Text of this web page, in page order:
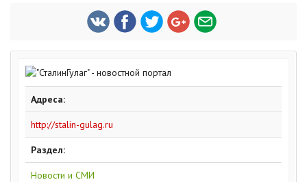
Адреса:
http://stalin-gulag.ru
Раздел:
Новости и СМИ